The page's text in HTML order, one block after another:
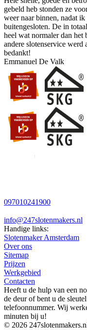
gebeld heb stonden ze
weer naar binnen, nadat
buitengesloten. De in
heel wat normaler dan het
andere slotenservice werd
bedankt!
Emmanuel De Valk
097010241900
info@247slotenmakers.nl
Handige links:
Slotenmaker Amsterdam
Over ons
Sitemap
Prijzen
Werkgebied
Contacten
Heeft u de hulp van een
de deur of bent u de
telefoonnummer. Wij
minuten bij u!
© 2026